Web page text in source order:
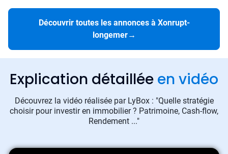
Découvrir toutes les annonces à Xonrupt-
longemer→
Explication détaillée en vidéo
Découvrez la vidéo réalisée par LyBox : "Quelle stratégie
choisir pour investir en immobilier ? Patrimoine, Cash-flow,
Rendement ..."